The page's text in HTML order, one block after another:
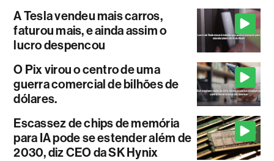
A Tesla vendeu mais carros,
faturou mais, e ainda assim o
lucro despencou
O Pix virou o centro de uma
guerra comercial de bilhões de
dólares.
Escassez de chips de memória
para IA pode se estender além de
2030, diz CEO da SK Hynix